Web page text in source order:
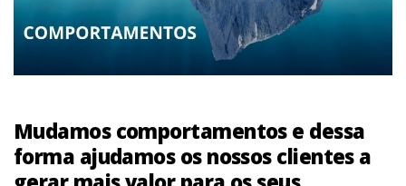
Mudamos comportamentos e dessa
forma ajudamos os nossos clientes a